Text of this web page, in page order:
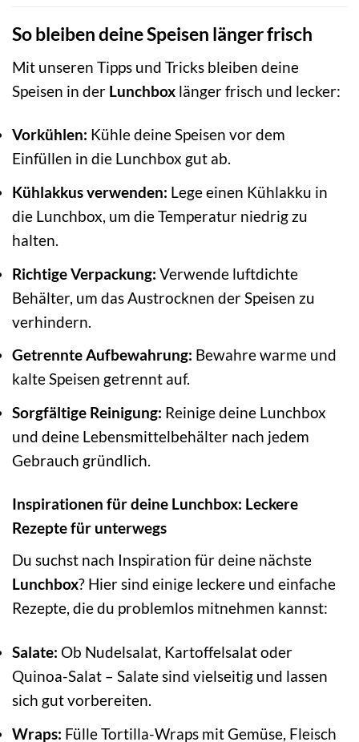
So bleiben deine Speisen länger frisch
Mit unseren Tipps und Tricks bleiben deine
Speisen in der Lunchbox länger frisch und lecker:
Vorkühlen: Kühle deine Speisen vor dem
Einfüllen in die Lunchbox gut ab.
Kühlakkus verwenden: Lege einen Kühlakku in
die Lunchbox, um die Temperatur niedrig zu
halten.
Richtige Verpackung: Verwende luftdichte
Behälter, um das Austrocknen der Speisen zu
verhindern.
Getrennte Aufbewahrung: Bewahre warme und
kalte Speisen getrennt auf.
Sorgfältige Reinigung: Reinige deine Lunchbox
und deine Lebensmittelbehälter nach jedem
Gebrauch gründlich.
Inspirationen für deine Lunchbox: Leckere
Rezepte für unterwegs
Du suchst nach Inspiration für deine nächste
Lunchbox? Hier sind einige leckere und einfache
Rezepte, die du problemlos mitnehmen kannst:
Salate: Ob Nudelsalat, Kartoffelsalat oder
Quinoa-Salat – Salate sind vielseitig und lassen
sich gut vorbereiten.
Wraps: Fülle Tortilla-Wraps mit Gemüse, Fleisch